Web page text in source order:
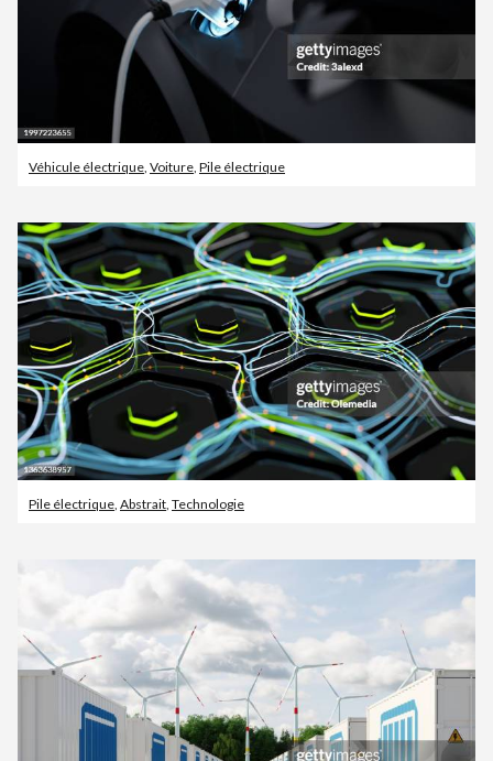
Véhicule électrique, Voiture, Pile électrique
Pile électrique Abstrait Technologie